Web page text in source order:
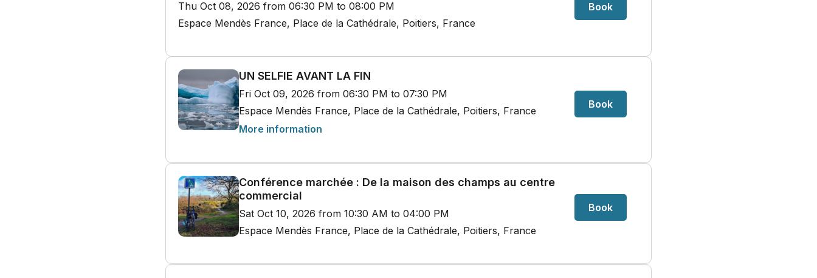
Thu Oct 08, 2026 from 06:30 PM to 08:00 PM
Espace Mendès France, Place de la Cathédrale, Poitiers, France
Book
UN SELFIE AVANT LA FIN
Fri Oct 09, 2026 from 06:30 PM to 07:30 PM
Espace Mendès France, Place de la Cathédrale, Poitiers, France
More information
Book
Conférence marchée : De la maison des champs au centre
commercial
Sat Oct 10, 2026 from 10:30 AM to 04:00 PM
Espace Mendès France, Place de la Cathédrale, Poitiers, France
Book